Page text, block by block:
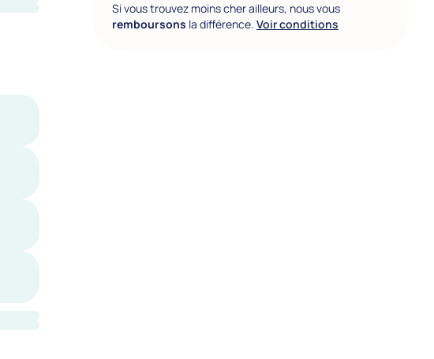
Si vous trouvez moins cher ailleurs, nous vous
remboursons la différence. Voir conditions